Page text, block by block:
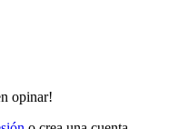
opinar!